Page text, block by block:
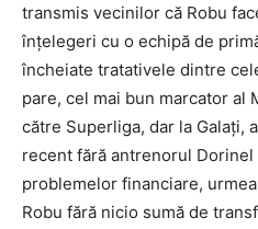
transmis vecinilor că Robu
înțelegeri cu o echipă de
încheiate tratativele dintre
pare, cel mai bun marcator al
către Superliga, dar la Galați,
recent fără antrenorul
problemelor financiare,
Robu fără nicio sumă de